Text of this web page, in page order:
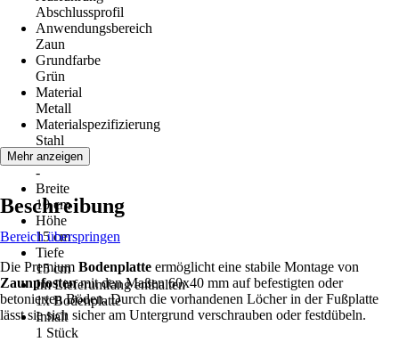
Abschlussprofil
Anwendungsbereich
Zaun
Grundfarbe
Grün
Material
Metall
Materialspezifizierung
Stahl
Serie
-
Breite
10 cm
Höhe
15 cm
Tiefe
15 cm
Im Lieferumfang enthalten
1x Bodenplatte
Inhalt
1 Stück
Mehr anzeigen
Beschreibung
Bereich überspringen
Die Premium Bodenplatte ermöglicht eine stabile Montage von
Zaunpfostenmit den Maßen 60x40 mm auf befestigten oder
betonierten Böden. Durch die vorhandenen Löcher in der Fußplatte
lässt sie sich sicher am Untergrund verschrauben oder festdübeln.